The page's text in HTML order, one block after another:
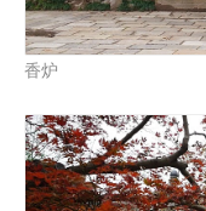
香炉